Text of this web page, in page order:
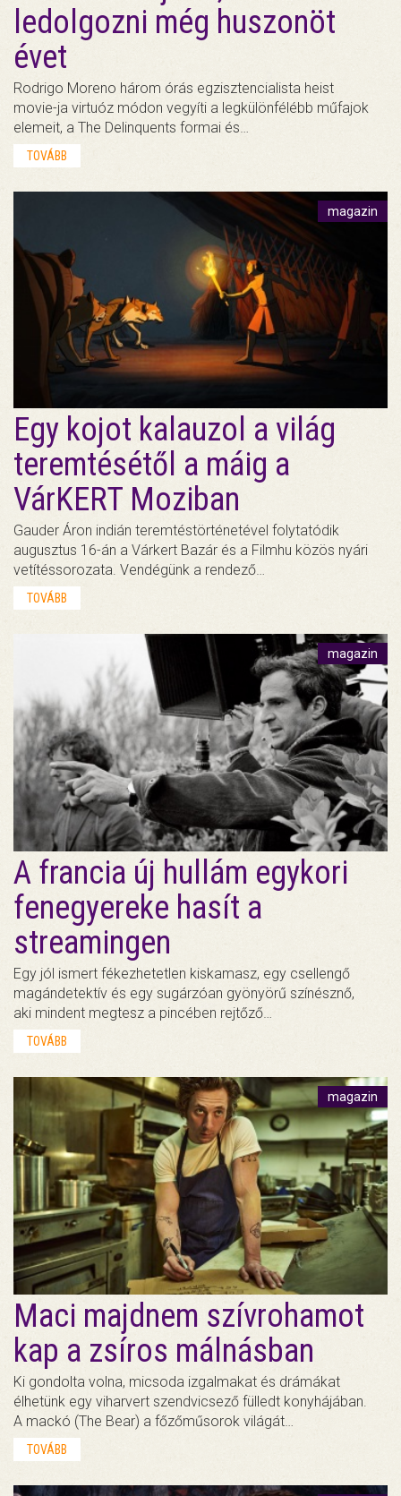
ledolgozni még huszonöt
évet
Rodrigo Moreno három órás egzisztencialista heist
movie-ja virtuóz módon vegyíti a legkülönfélébb műfajok
elemeit, a The Delinquents formai és…
TOVÁBB
magazin
Egy kojot kalauzol a világ
teremtésétől a máig a
VárKERT Moziban
Gauder Áron indián teremtéstörténetével folytatódik
augusztus 16-án a Várkert Bazár és a Filmhu közös nyári
vetítéssorozata. Vendégünk a rendező…
TOVÁBB
magazin
A francia új hullám egykori
fenegyereke hasít a
streamingen
Egy jól ismert fékezhetetlen kiskamasz, egy csellengő
magándetektív és egy sugárzóan gyönyörű színésznő,
aki mindent megtesz a pincében rejtőző…
TOVÁBB
magazin
Maci majdnem szívrohamot
kap a zsíros málnásban
Ki gondolta volna, micsoda izgalmakat és drámákat
élhetünk egy viharvert szendvicsező fülledt konyhájában.
A mackó (The Bear) a főzőműsorok világát…
TOVÁBB